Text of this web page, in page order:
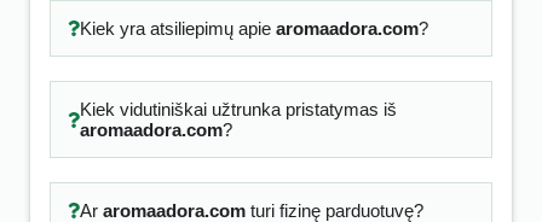
Kiek yra atsiliepimų apie aromaadora.com?
Kiek vidutiniškai užtrunka pristatymas iš
aromaadora.com?
Ar aromaadora.comturi fizinę parduotuvę?